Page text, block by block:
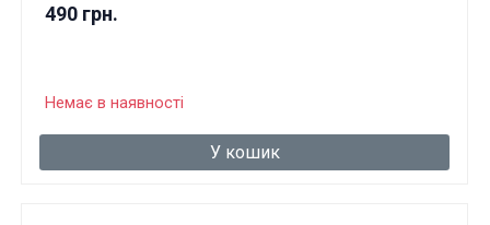
490 грн.
Немає в наявності
У кошик